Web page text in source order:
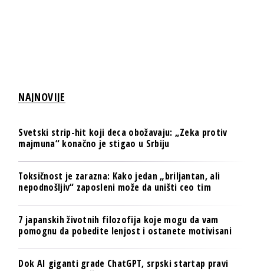
NAJNOVIJE
Svetski strip-hit koji deca obožavaju: „Zeka protiv
majmuna“ konačno je stigao u Srbiju
Toksičnost je zarazna: Kako jedan „briljantan, ali
nepodnošljiv“ zaposleni može da uništi ceo tim
7 japanskih životnih filozofija koje mogu da vam
pomognu da pobedite lenjost i ostanete motivisani
Dok AI giganti grade ChatGPT, srpski startap pravi